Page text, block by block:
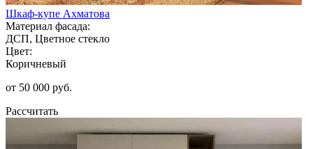
Шкаф-купе Ахматова
Материал фасада:
ДСП, Цветное стекло
Цвет:
Коричневый
от 50 000 руб.
Рассчитать